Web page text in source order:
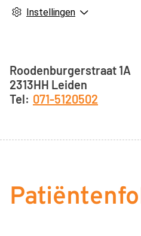
Instellingen
Adresgegevens
Roodenburgerstraat 1A
2313HH Leiden
071-5120502